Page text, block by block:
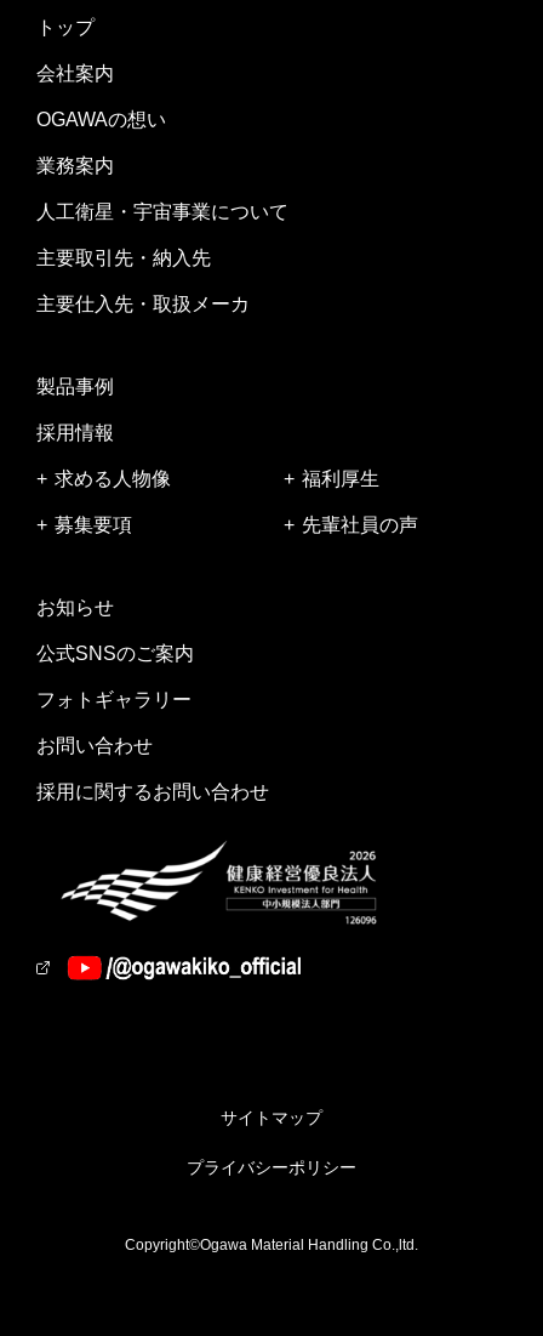
トップ
会社案内
OGAWAの想い
業務案内
人工衛星・宇宙事業について
主要取引先・納入先
主要仕入先・取扱メーカ
製品事例
採用情報
求める人物像 福利厚生
募集要項 先輩社員の声
お知らせ
公式SNSのご案内
フォトギャラリー
お問い合わせ
採用に関するお問い合わせ
サイトマップ
プライバシーポリシー
Copyright©Ogawa Material Handling Co.,ltd.